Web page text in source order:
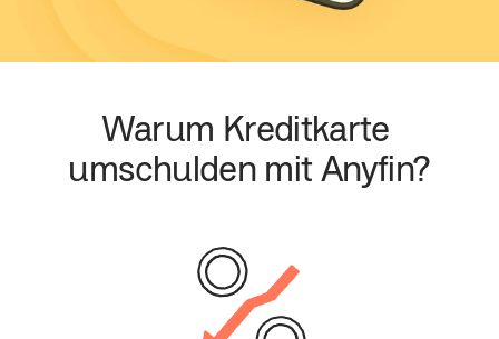
Warum Kreditkarte
umschulden mit Anyfin?